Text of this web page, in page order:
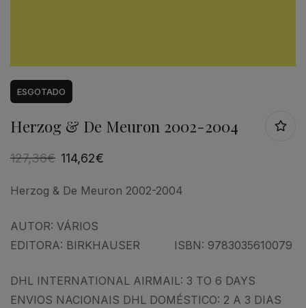
ESGOTADO
Herzog & De Meuron 2002-2004
127,36€ 114,62€
Herzog & De Meuron 2002-2004
AUTOR: VÁRIOS
EDITORA: BIRKHAUSER ISBN: 9783035610079
DHL INTERNATIONAL AIRMAIL: 3 TO 6 DAYS
ENVIOS NACIONAIS DHL DOMÉSTICO: 2 A 3 DIAS